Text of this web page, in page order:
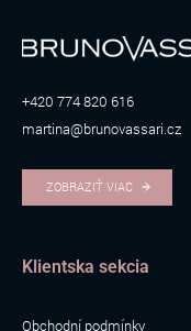
+420 774 820 616
martina@brunovassari.cz
ZOBRAZIŤ VIAC
Klientska sekcia
Obchodní podmínky